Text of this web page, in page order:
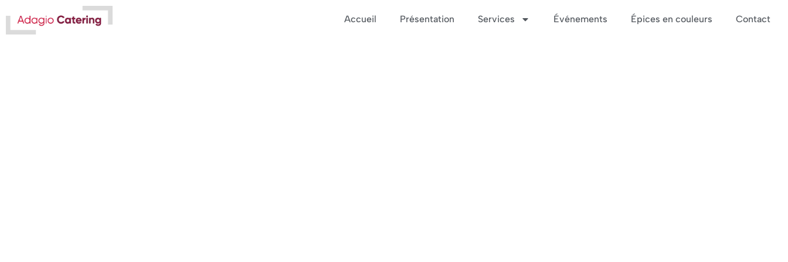
Accueil Présentation Services Événements Épices en couleurs Contact